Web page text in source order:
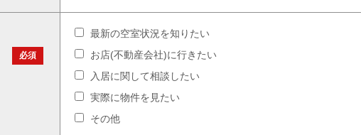
必須
最新の空室状況を知りたい
お店(不動産会社)に行きたい
入居に関して相談したい
実際に物件を見たい
その他